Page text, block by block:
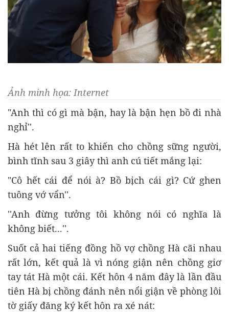
Ảnh minh họa: Internet
"Anh thì có gì mà bận, hay là bận hẹn bồ đi nhà
nghỉ''.
Hà hét lên rất to khiến cho chồng sững người,
bình tĩnh sau 3 giây thì anh cú tiết mắng lại:
"Cô hết cái để nói à? Bồ bịch cái gì? Cứ ghen
tuông vớ vẩn''.
''Anh đừng tưởng tôi không nói có nghĩa là
không biết...''.
Suốt cả hai tiếng đồng hồ vợ chồng Hà cãi nhau
rất lớn, kết quả là vì nóng giận nên chồng giơ
tay tát Hà một cái. Kết hôn 4 năm đây là lần đầu
tiên Hà bị chồng đánh nên nổi giận về phòng lôi
tờ giấy đăng ký kết hôn ra xé nát: